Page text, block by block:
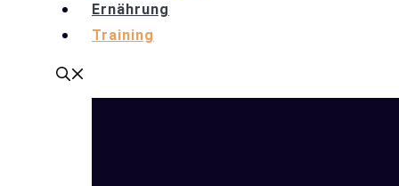
Ernährung
Training